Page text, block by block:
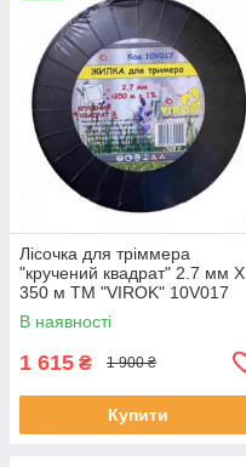
Лісочка для тріммера
"кручений квадрат" 2.7 мм X
350 м ТМ "VIROK" 10V017
(Китай)
В наявності
1 615 ₴ 1 900 ₴
Купити